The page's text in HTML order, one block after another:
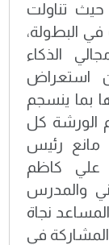
تناولت
البطولة،
الذكاء
استعراض
بما ينسجم
الورشة كل
مانع رئيس
علي كاظم
والمدرس
نجاة
في